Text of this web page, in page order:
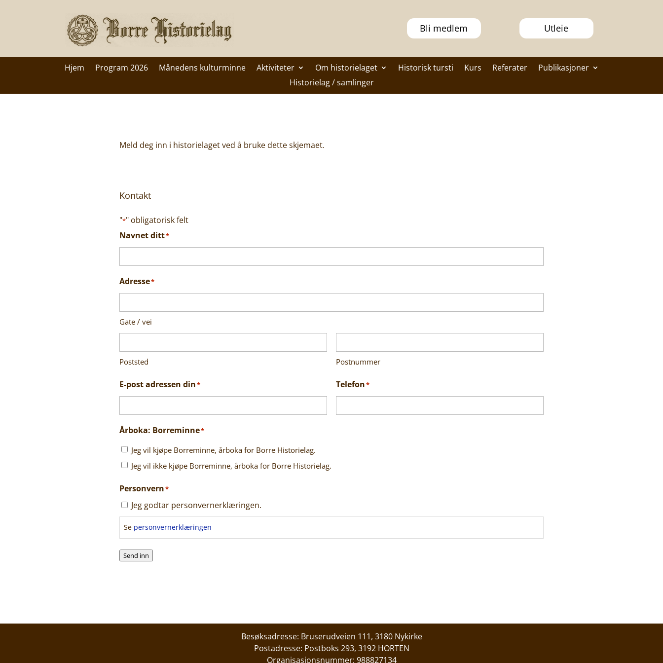
Bli medlem Utleie
Hjem Program 2026 Månedens kulturminne Aktiviteter Om historielaget Historisk tursti Kurs Referater
Publikasjoner
Historielag / samlinger
Meld deg inn i historielaget ved å bruke dette skjemaet.
Kontakt
"*" obligatorisk felt
Navnet ditt*
Adresse*
Gate / vei
Poststed Postnummer
E-post adressen din* Telefon*
Årboka: Borreminne*
Jeg vil kjøpe Borreminne, årboka for Borre Historielag.
Jeg vil ikke kjøpe Borreminne, årboka for Borre Historielag.
Personvern*
Jeg godtar personvernerklæringen.
Se personvernerklæringen
Send inn
Besøksadresse: Bruserudveien 111, 3180 Nykirke
Postadresse: Postboks 293, 3192 HORTEN
Organisasjonsnummer: 988827134